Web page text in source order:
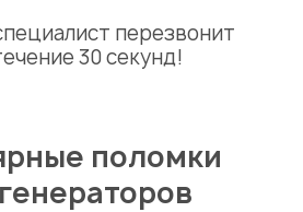
перезвонит
30 секунд!
поломки